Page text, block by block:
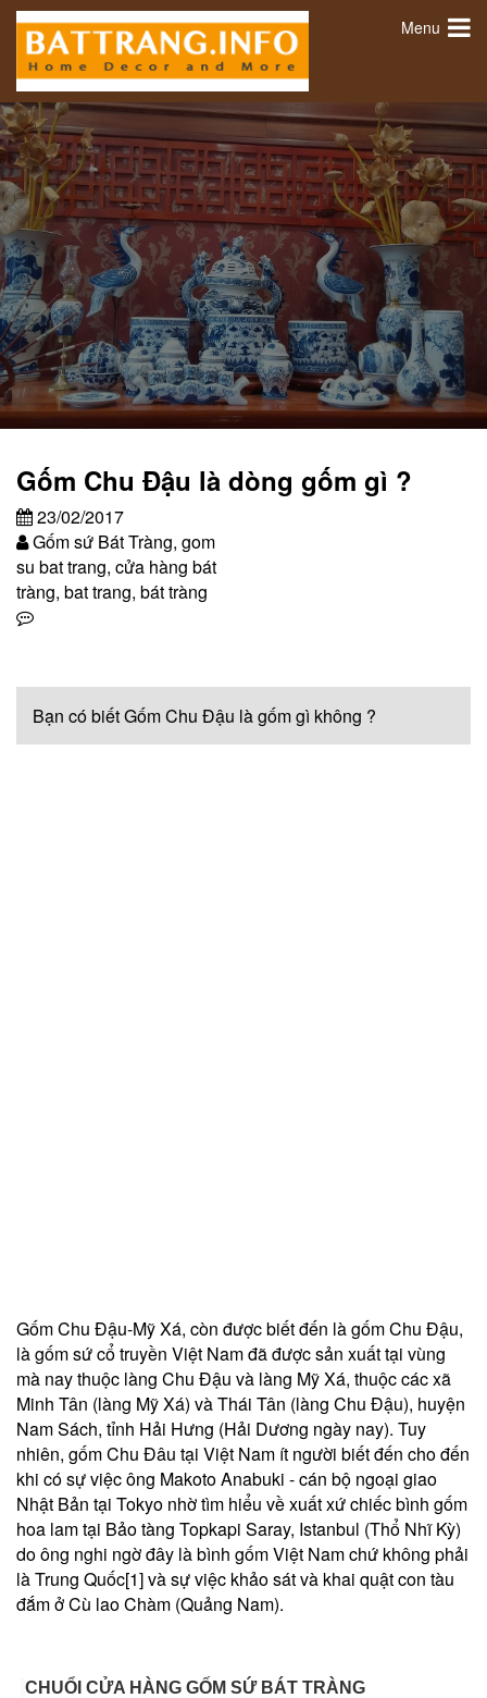
Menu
Gốm Chu Đậu là dòng gốm gì ?
23/02/2017
Gốm sứ Bát Tràng, gom
su bat trang, cửa hàng bát
tràng, bat trang, bát tràng
Bạn có biết Gốm Chu Đậu là gốm gì không ?
Gốm Chu Đậu-Mỹ Xá, còn được biết đến là gốm Chu Đậu,
là gốm sứ cổ truyền Việt Nam đã được sản xuất tại vùng
mà nay thuộc làng Chu Đậu và làng Mỹ Xá, thuộc các xã
Minh Tân (làng Mỹ Xá) và Thái Tân (làng Chu Đậu), huyện
Nam Sách, tỉnh Hải Hưng (Hải Dương ngày nay). Tuy
nhiên, gốm Chu Đâu tại Việt Nam ít người biết đến cho đến
khi có sự việc ông Makoto Anabuki - cán bộ ngoại giao
Nhật Bản tại Tokyo nhờ tìm hiểu về xuất xứ chiếc bình gốm
hoa lam tại Bảo tàng Topkapi Saray, Istanbul (Thổ Nhĩ Kỳ)
do ông nghi ngờ đây là bình gốm Việt Nam chứ không phải
là Trung Quốc[1] và sự việc khảo sát và khai quật con tàu
đắm ở Cù lao Chàm (Quảng Nam).
CHUỔI CỬA HÀNG GỐM SỨ BÁT TRÀNG